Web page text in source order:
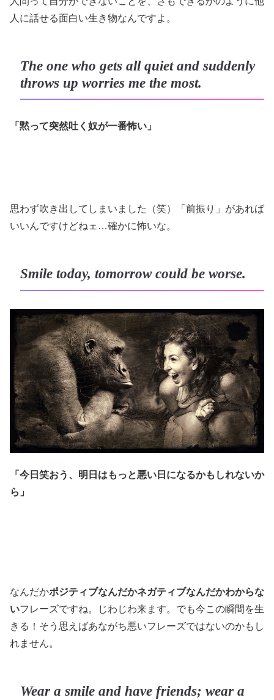
人に話せる面白い生き物なんですよ。
The one who gets all quiet and suddenly
throws up worries me the most.
「黙って突然吐く奴が一番怖い」
思わず吹き出してしまいました（笑）「前振り」があれば
いいんですけどねェ…確かに怖いな。
Smile today, tomorrow could be worse.
「今日笑おう、明日はもっと悪い日になるかもしれないか
ら」
なんだかポジティブなんだかネガティブなんだかわからな
いフレーズですね。じわじわ来ます。でも今この瞬間を生
きる！そう思えばあながち悪いフレーズではないのかもし
れません。
Wear a smile and have friends; wear a